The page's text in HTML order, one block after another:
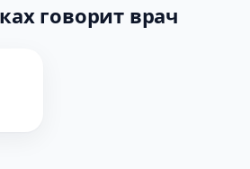
говорит врач